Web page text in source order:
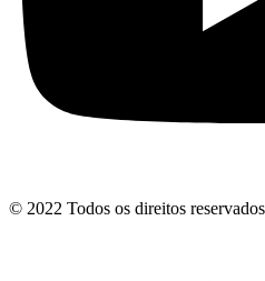
© 2022 Todos os direitos reservados